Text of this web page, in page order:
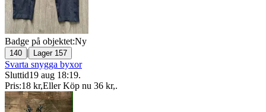
Badge på objektet:Ny
140 | Lager 157
Svarta snygga byxor
Sluttid19 aug 18:19.
Pris:18 kr,Eller Köp nu 36 kr,.